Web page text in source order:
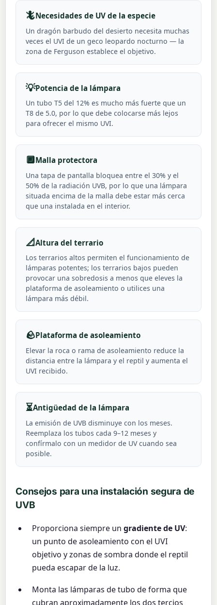
🦎Necesidades de UV de la especie
Un dragón barbudo del desierto necesita muchas
veces el UVI de un geco leopardo nocturno — la
zona de Ferguson establece el objetivo.
💡Potencia de la lámpara
Un tubo T5 del 12% es mucho más fuerte que un
T8 de 5.0, por lo que debe colocarse más lejos
para ofrecer el mismo UVI.
🔲Malla protectora
Una tapa de pantalla bloquea entre el 30% y el
50% de la radiación UVB, por lo que una lámpara
situada encima de la malla debe estar más cerca
que una instalada en el interior.
📐Altura del terrario
Los terrarios altos permiten el funcionamiento de
lámparas potentes; los terrarios bajos pueden
provocar una sobredosis a menos que eleves la
plataforma de asoleamiento o utilices una
lámpara más débil.
🪨Plataforma de asoleamiento
Elevar la roca o rama de asoleamiento reduce la
distancia entre la lámpara y el reptil y aumenta el
UVI recibido.
⏳Antigüedad de la lámpara
La emisión de UVB disminuye con los meses.
Reemplaza los tubos cada 9–12 meses y
confírmalo con un medidor de UV cuando sea
posible.
Consejos para una instalación segura de
UVB
Proporciona siempre ungradiente de UV:
un punto de asoleamiento con el UVI
objetivo y zonas de sombra donde el reptil
pueda escapar de la luz.
Monta las lámparas de tubo de forma que
cubran aproximadamente los dos tercios